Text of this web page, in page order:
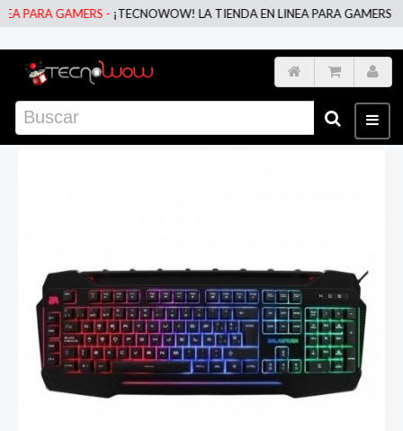
PARA GAMERS -¡TECNOWOW! LA TIENDA EN LINEA PARA GAMERS -